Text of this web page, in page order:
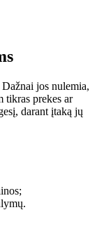
jos nulemia,
tikras prekes ar
darant įtaką jų